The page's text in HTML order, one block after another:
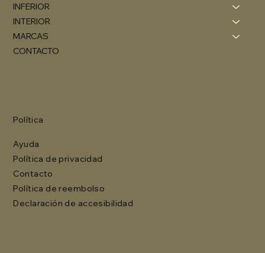
INFERIOR
INTERIOR
MARCAS
CONTACTO
Política
Ayuda
Política de privacidad
Contacto
Política de reembolso
Declaración de accesibilidad